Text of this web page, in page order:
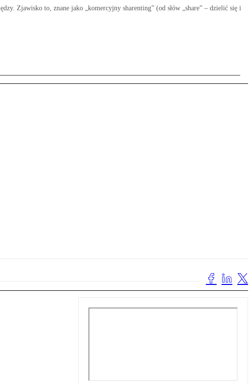
Zjawisko to, znane jako „komercyjny sharenting” (od słów „share” – dzielić się i